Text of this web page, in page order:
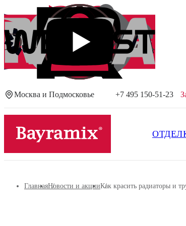
Москва и Подмосковье +7 495 150-51-23
ГлавнаяНовости и акцииКак красить радиаторы и